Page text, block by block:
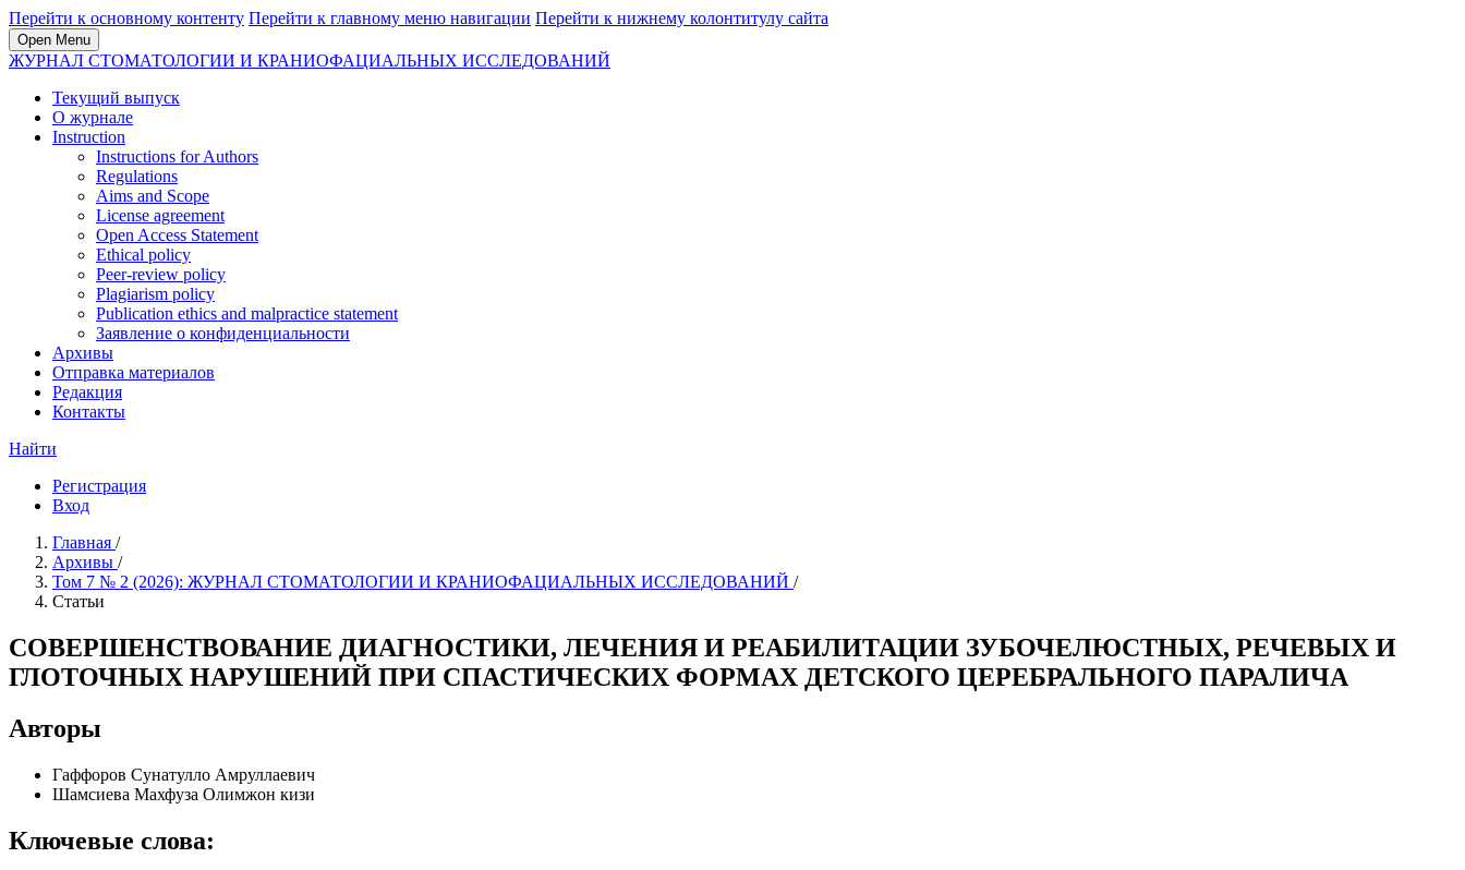
Перейти к основному контенту Перейти к главному меню навигации Перейти к нижнему колонтитулу сайта
Open Menu
ЖУРНАЛ СТОМАТОЛОГИИ И КРАНИОФАЦИАЛЬНЫХ ИССЛЕДОВАНИЙ
Текущий выпуск
О журнале
Instruction
Instructions for Authors
Regulations
Aims and Scope
License agreement
Open Access Statement
Ethical policy
Peer-review policy
Plagiarism policy
Publication ethics and malpractice statement
Заявление о конфиденциальности
Архивы
Отправка материалов
Редакция
Контакты
Найти
Регистрация
Вход
Главная /
Архивы /
Том 7 № 2 (2026): ЖУРНАЛ СТОМАТОЛОГИИ И КРАНИОФАЦИАЛЬНЫХ ИССЛЕДОВАНИЙ /
Статьи
СОВЕРШЕНСТВОВАНИЕ ДИАГНОСТИКИ, ЛЕЧЕНИЯ И РЕАБИЛИТАЦИИ ЗУБОЧЕЛЮСТНЫХ, РЕЧЕВЫХ И
ГЛОТОЧНЫХ НАРУШЕНИЙ ПРИ СПАСТИЧЕСКИХ ФОРМАХ ДЕТСКОГО ЦЕРЕБРАЛЬНОГО ПАРАЛИЧА
Авторы
Гаффоров Сунатулло Амруллаевич
Шамсиева Махфуза Олимжон кизи
Ключевые слова: